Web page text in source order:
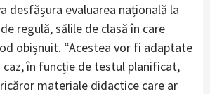
desfășura evaluarea națională la
regulă, sălile de clasă în care
obișnuit. “Acestea vor fi adaptate
caz, în funcție de testul planificat,
materiale didactice care ar